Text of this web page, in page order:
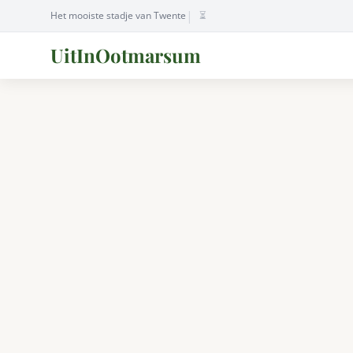
Het mooiste stadje van Twente | ⏳
UitInOotmarsum